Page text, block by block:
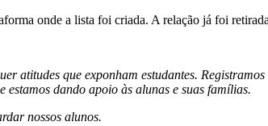
onde a lista foi criada. A relação já foi
atitudes que exponham estudantes.
dando apoio às alunas e suas famílias.
nossos alunos.